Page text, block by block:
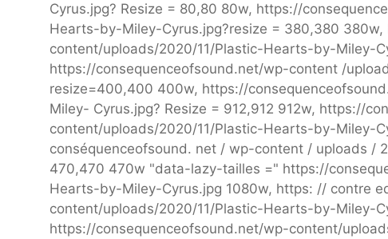
Cyrus.jpg? Resize = 80,80 80w, https://
Hearts-by-Miley-Cyrus.jpg?resize = 380,380
content/uploads/2020/11/Plastic-Hearts-by-Miley-
https://consequenceofsound.net/wp-content /
resize=400,400 400w, https://
Miley- Cyrus.jpg? Resize = 912,912 912w, https://
content/uploads/2020/11/Plastic-Hearts-by-Miley-
conséquenceofsound. net / wp-content / uploads /
470,470 470w "data-lazy-tailles =" https://
Hearts-by-Miley-Cyrus.jpg 1080w, https: // contre
content/uploads/2020/11/Plastic-Hearts-by-Miley-
https://consequenceofsound.net/wp-content/